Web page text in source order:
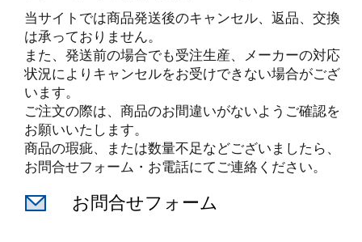
当サイトでは商品発送後のキャンセル、返品、交換
は承っておりません。
また、発送前の場合でも受注生産、メーカーの対応
状況によりキャンセルをお受けできない場合がござ
います。
ご注文の際は、商品のお間違いがないようご確認を
お願いいたします。
商品の瑕疵、または数量不足などございましたら、
お問合せフォーム・お電話にてご連絡ください。
お問合せフォーム